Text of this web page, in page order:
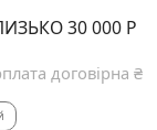
30 000 Р
договірна ₴